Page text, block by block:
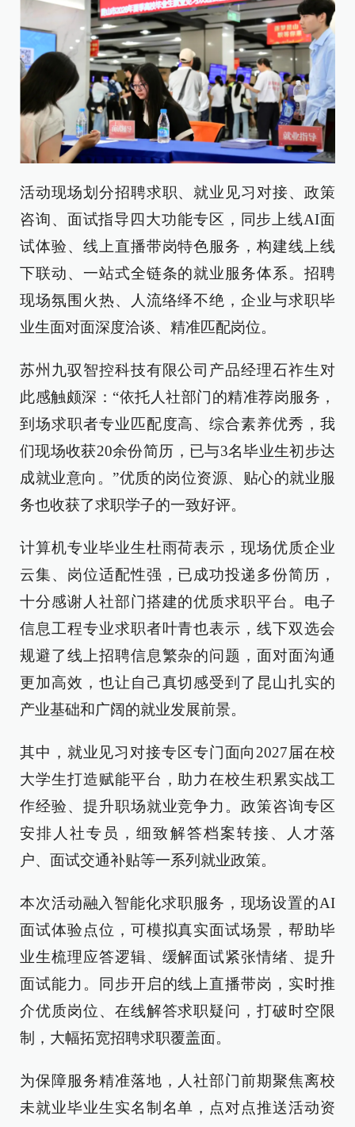
活动现场划分招聘求职、就业见习对接、政策
咨询、面试指导四大功能专区，同步上线AI面
试体验、线上直播带岗特色服务，构建线上线
下联动、一站式全链条的就业服务体系。招聘
现场氛围火热、人流络绎不绝，企业与求职毕
业生面对面深度洽谈、精准匹配岗位。
苏州九驭智控科技有限公司产品经理石祚生对
此感触颇深：“依托人社部门的精准荐岗服务，
到场求职者专业匹配度高、综合素养优秀，我
们现场收获20余份简历，已与3名毕业生初步达
成就业意向。”优质的岗位资源、贴心的就业服
务也收获了求职学子的一致好评。
计算机专业毕业生杜雨荷表示，现场优质企业
云集、岗位适配性强，已成功投递多份简历，
十分感谢人社部门搭建的优质求职平台。电子
信息工程专业求职者叶青也表示，线下双选会
规避了线上招聘信息繁杂的问题，面对面沟通
更加高效，也让自己真切感受到了昆山扎实的
产业基础和广阔的就业发展前景。
其中，就业见习对接专区专门面向2027届在校
大学生打造赋能平台，助力在校生积累实战工
作经验、提升职场就业竞争力。政策咨询专区
安排人社专员，细致解答档案转接、人才落
户、面试交通补贴等一系列就业政策。
本次活动融入智能化求职服务，现场设置的AI
面试体验点位，可模拟真实面试场景，帮助毕
业生梳理应答逻辑、缓解面试紧张情绪、提升
面试能力。同步开启的线上直播带岗，实时推
介优质岗位、在线解答求职疑问，打破时空限
制，大幅拓宽招聘求职覆盖面。
为保障服务精准落地，人社部门前期聚焦离校
未就业毕业生实名制名单，点对点推送活动资